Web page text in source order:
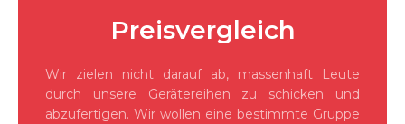
Preisvergleich
Wir zielen nicht darauf ab, massenhaft Leute
durch unsere Gerätereihen zu schicken und
abzufertigen. Wir wollen eine bestimmte Gruppe